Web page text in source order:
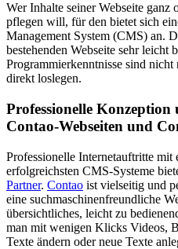
Wer Inhalte seiner Webseite
pflegen will, für den bietet sich
Management System (CMS) an.
bestehenden Webseite sehr leicht
Programmierkenntnisse sind
direkt loslegen.
Professionelle Konzeption
Contao-Webseiten und
Professionelle Internetauftritte mit
erfolgreichsten CMS-Systeme
Partner. Contao ist vielseitig und
eine suchmaschinenfreundliche
übersichtliches, leicht zu
man mit wenigen Klicks Videos,
Texte ändern oder neue Texte